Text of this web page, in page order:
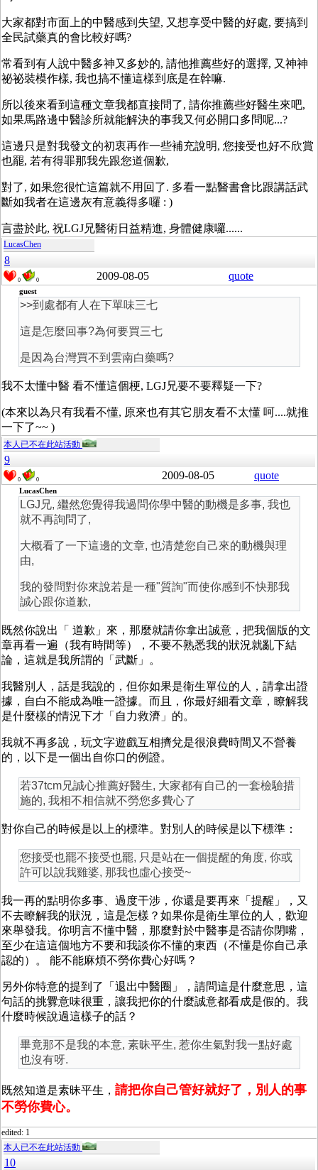
大家都對市面上的中醫感到失望, 又想享受中醫的好處, 要搞到
全民試藥真的會比較好嗎?
常看到有人說中醫多神又多妙的, 請他推薦些好的選擇, 又神神
祕祕裝模作樣, 我也搞不懂這樣到底是在幹嘛.
所以後來看到這種文章我都直接問了, 請你推薦些好醫生來吧,
如果馬路邊中醫診所就能解決的事我又何必開口多問呢...?
這邊只是對我發文的初衷再作一些補充說明, 您接受也好不欣賞
也罷, 若有得罪那我先跟您道個歉,
對了, 如果您很忙這篇就不用回了. 多看一點醫書會比跟講話武
斷如我者在這邊灰有意義得多囉 : )
言盡於此, 祝LGJ兄醫術日益精進, 身體健康囉......
LucasChen
8
0 0 2009-08-05 quote
guest
>>到處都有人在下單味三七
這是怎麼回事?為何要買三七
是因為台灣買不到雲南白藥嗎?
我不太懂中醫 看不懂這個梗, LGJ兄要不要釋疑一下?
(本來以為只有我看不懂, 原來也有其它朋友看不太懂 呵....就推
一下了~~ )
本人已不在此站活動
9
0 0 2009-08-05 quote
LucasChen
LGJ兄, 繼然您覺得我過問你學中醫的動機是多事, 我也
就不再詢問了,
大概看了一下這邊的文章, 也清楚您自己來的動機與理
由,
我的發問對你來說若是一種"質詢"而使你感到不快那我
誠心跟你道歉,
既然你說出「 道歉」來，那麼就請你拿出誠意，把我個版的文
章再看一遍（我有時間等），不要不熟悉我的狀況就亂下結
論，這就是我所謂的「武斷」。
我醫別人，話是我說的，但你如果是衛生單位的人，請拿出證
據，自白不能成為唯一證據。而且，你最好細看文章，瞭解我
是什麼樣的情況下才「自力救濟」的。
我就不再多說，玩文字遊戲互相擠兌是很浪費時間又不營養
的，以下是一個出自你口的例證。
若37tcm兄誠心推薦好醫生, 大家都有自己的一套檢驗措
施的, 我相不相信就不勞您多費心了
對你自己的時候是以上的標準。對別人的時候是以下標準：
您接受也罷不接受也罷, 只是站在一個提醒的角度, 你或
許可以說我雞婆, 那我也虛心接受~
我一再的點明你多事、過度干涉，你還是要再來「提醒」，又
不去瞭解我的狀況，這是怎樣？如果你是衛生單位的人，歡迎
來舉發我。你明言不懂中醫，那麼對於中醫事是否請你閉嘴，
至少在這這個地方不要和我談你不懂的東西（不懂是你自己承
認的）。 能不能麻煩不勞你費心好嗎？
另外你特意的提到了「退出中醫圈」，請問這是什麼意思，這
句話的挑釁意味很重，讓我把你的什麼誠意都看成是假的。我
什麼時候說過這樣子的話？
畢竟那不是我的本意, 素昧平生, 惹你生氣對我一點好處
也沒有呀.
既然知道是素昧平生， 請把你自己管好就好了，別人的事
不勞你費心。
edited: 1
本人已不在此站活動
10